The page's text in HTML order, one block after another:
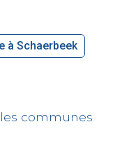
à Schaerbeek
communes